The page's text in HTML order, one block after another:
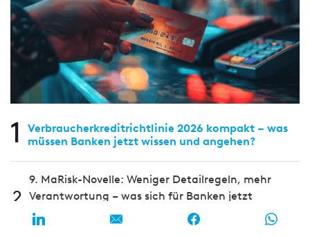
1
Verbraucherkreditrichtlinie 2026 kompakt – was
müssen Banken jetzt wissen und angehen?
2
9. MaRisk-Novelle: Weniger Detailregeln, mehr
Verantwortung – was sich für Banken jetzt
verändert